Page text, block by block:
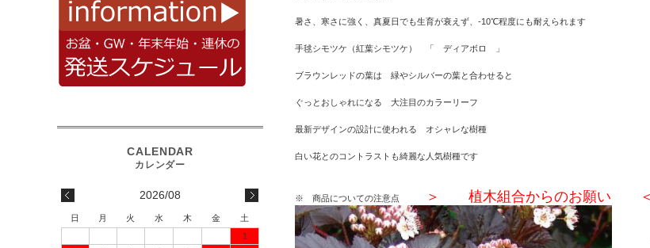
暑さ、寒さに強く、真夏日でも生育が衰えず、‐10℃程度にも耐えられます
手毬シモツケ（紅葉シモツケ） 「 ディアボロ 」
ブラウンレッドの葉は 緑やシルバーの葉と合わせると
ぐっとおしゃれになる 大注目のカラーリーフ
最新デザインの設計に使われる オシャレな樹種
白い花とのコントラストも綺麗な人気樹種です
※ 商品についての注意点 ＞ 植木組合からのお願
2026/08
日 月 火 水 木 金
土
1